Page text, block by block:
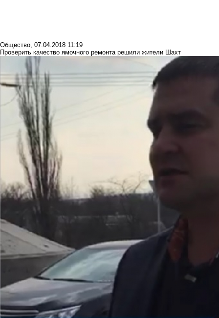
Общество, 07.04.2018 11:19
Проверить качество ямочного ремонта решили жители Шахт